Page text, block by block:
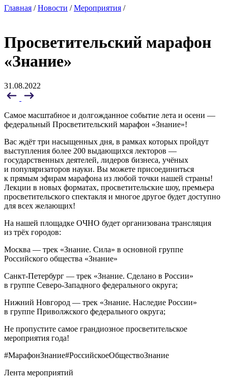
Главная /Новости /Мероприятия /
Просветительский марафон
«Знание»
31.08.2022
Самое масштабное и долгожданное событие лета и осени —
федеральный Просветительский марафон «Знание»!
Вас ждёт три насыщенных дня, в рамках которых пройдут
выступления более 200 выдающихся лекторов —
государственных деятелей, лидеров бизнеса, учёных
и популяризаторов науки. Вы можете присоединиться
к прямым эфирам марафона из любой точки нашей страны!
Лекции в новых форматах, просветительские шоу, премьера
просветительского спектакля и многое другое будет доступно
для всех желающих!
На нашей площадке ОЧНО будет организована трансляция
из трёх городов:
Москва — трек «Знание. Сила» в основной группе
Российского общества «Знание»
Санкт-Петербург — трек «Знание. Сделано в России»
в группе Северо-Западного федерального округа;
Нижний Новгород — трек «Знание. Наследие России»
в группе Приволжского федерального округа;
Не пропустите самое грандиозное просветительское
мероприятия года!
#МарафонЗнание#РоссийскоеОбществоЗнание
Лента мероприятий